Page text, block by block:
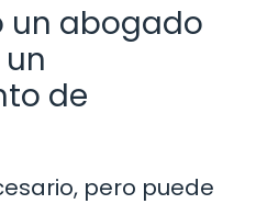
un abogado
de
pero puede